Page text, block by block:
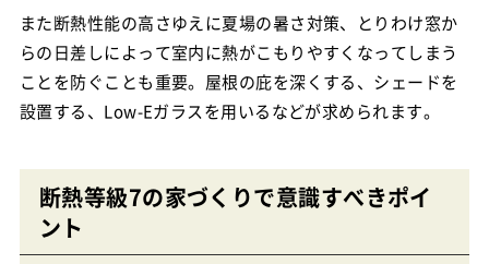
また断熱性能の高さゆえに夏場の暑さ対策、とりわけ窓か
らの日差しによって室内に熱がこもりやすくなってしまう
ことを防ぐことも重要。屋根の庇を深くする、シェードを
設置する、Low-Eガラスを用いるなどが求められます。
断熱等級7の家づくりで意識すべきポイ
ント